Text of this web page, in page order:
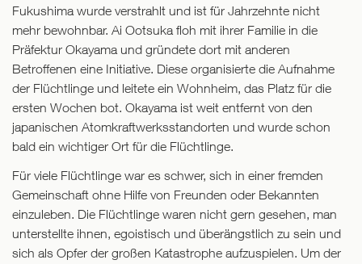
Fukushima wurde verstrahlt und ist für Jahrzehnte nicht
mehr bewohnbar. Ai Ootsuka floh mit ihrer Familie in die
Präfektur Okayama und gründete dort mit anderen
Betroffenen eine Initiative. Diese organisierte die Aufnahme
der Flüchtlinge und leitete ein Wohnheim, das Platz für die
ersten Wochen bot. Okayama ist weit entfernt von den
japanischen Atomkraftwerksstandorten und wurde schon
bald ein wichtiger Ort für die Flüchtlinge.
Für viele Flüchtlinge war es schwer, sich in einer fremden
Gemeinschaft ohne Hilfe von Freunden oder Bekannten
einzuleben. Die Flüchtlinge waren nicht gern gesehen, man
unterstellte ihnen, egoistisch und überängstlich zu sein und
sich als Opfer der großen Katastrophe aufzuspielen. Um der